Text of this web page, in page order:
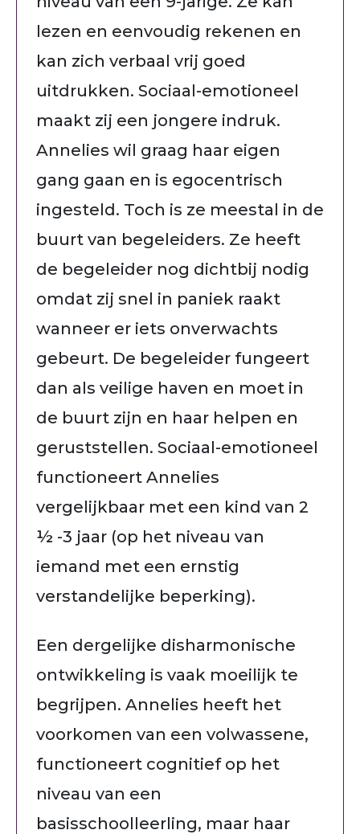
lezen en eenvoudig rekenen en
kan zich verbaal vrij goed
uitdrukken. Sociaal-emotioneel
maakt zij een jongere indruk.
Annelies wil graag haar eigen
gang gaan en is egocentrisch
ingesteld. Toch is ze meestal in de
buurt van begeleiders. Ze heeft
de begeleider nog dichtbij nodig
omdat zij snel in paniek raakt
wanneer er iets onverwachts
gebeurt. De begeleider fungeert
dan als veilige haven en moet in
de buurt zijn en haar helpen en
geruststellen. Sociaal-emotioneel
functioneert Annelies
vergelijkbaar met een kind van 2
½ -3 jaar (op het niveau van
iemand met een ernstig
verstandelijke beperking).
Een dergelijke disharmonische
ontwikkeling is vaak moeilijk te
begrijpen. Annelies heeft het
voorkomen van een volwassene,
functioneert cognitief op het
niveau van een
basisschoolleerling, maar haar